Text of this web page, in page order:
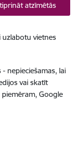
atzīmētās
uzlabotu vietnes
nepieciešamas, lai
vai skatīt
Google